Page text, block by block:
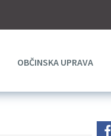
OBČINSKA UPRAVA